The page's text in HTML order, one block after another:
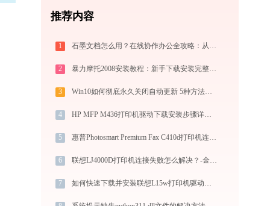
推荐内容
1 石墨文档怎么用？在线协作办公全攻略：从注册到团队高效协同
2 暴力摩托2008安装教程：新手下载安装完整步骤
3 Win10如何彻底永久关闭自动更新 5种方法教你永久关闭win10自动更新
4 HP MFP M436打印机驱动下载安装步骤详细解析，让安装更简单
5 惠普Photosmart Premium Fax C410d打印机连接问题怎么解决？-金山毒霸
6 联想LJ4000D打印机连接失败怎么解决？-金山毒霸
7 如何快速下载并安装联想L15w打印机驱动：详细步骤解析